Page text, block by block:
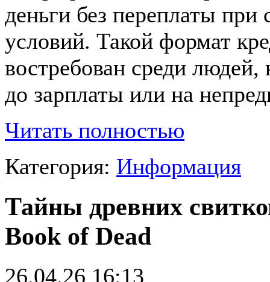
деньги без переплаты
условий. Такой формат
востребован среди
до зарплаты или на
Читать полностью
Категория: Информация
Тайны древних
Book of Dead
26.04.26 16:13